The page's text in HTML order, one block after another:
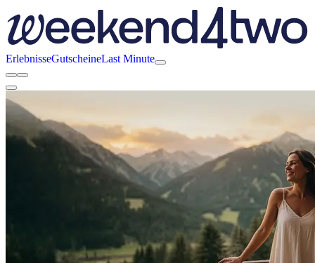
ErlebnisseGutscheineLast Minute